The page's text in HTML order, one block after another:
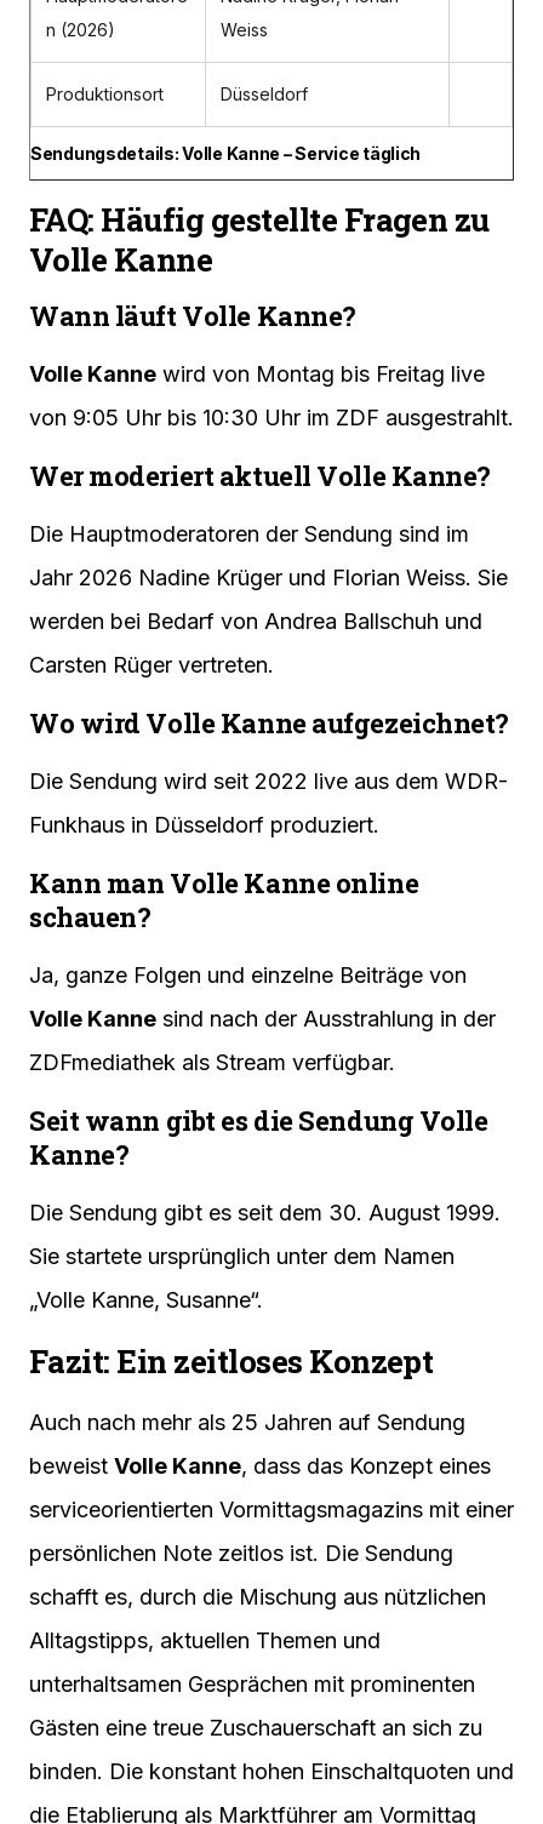
Sendungsdetails: Volle Kanne – Service täglich
n (2026)
Weiss
Produktionsort Düsseldorf
FAQ: Häufig gestellte Fragen zu
Volle Kanne
Wann läuft Volle Kanne?
Volle Kanne wird von Montag bis Freitag live
von 9:05 Uhr bis 10:30 Uhr im ZDF ausgestrahlt.
Wer moderiert aktuell Volle Kanne?
Die Hauptmoderatoren der Sendung sind im
Jahr 2026 Nadine Krüger und Florian Weiss. Sie
werden bei Bedarf von Andrea Ballschuh und
Carsten Rüger vertreten.
Wo wird Volle Kanne aufgezeichnet?
Die Sendung wird seit 2022 live aus dem WDR-
Funkhaus in Düsseldorf produziert.
Kann man Volle Kanne online
schauen?
Ja, ganze Folgen und einzelne Beiträge von
Volle Kanne sind nach der Ausstrahlung in der
ZDFmediathek als Stream verfügbar.
Seit wann gibt es die Sendung Volle
Kanne?
Die Sendung gibt es seit dem 30. August 1999.
Sie startete ursprünglich unter dem Namen
„Volle Kanne, Susanne“.
Fazit: Ein zeitloses Konzept
Auch nach mehr als 25 Jahren auf Sendung
beweist Volle Kanne, dass das Konzept eines
serviceorientierten Vormittagsmagazins mit einer
persönlichen Note zeitlos ist. Die Sendung
schafft es, durch die Mischung aus nützlichen
Alltagstipps, aktuellen Themen und
unterhaltsamen Gesprächen mit prominenten
Gästen eine treue Zuschauerschaft an sich zu
binden. Die konstant hohen Einschaltquoten und
die Etablierung als Marktführer am Vormittag